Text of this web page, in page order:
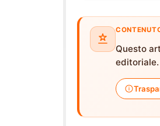
Questo
editoriale.